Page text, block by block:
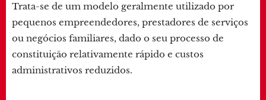
Trata-se de um modelo geralmente utilizado por
pequenos empreendedores, prestadores de serviços
ou negócios familiares, dado o seu processo de
constituição relativamente rápido e custos
administrativos reduzidos.